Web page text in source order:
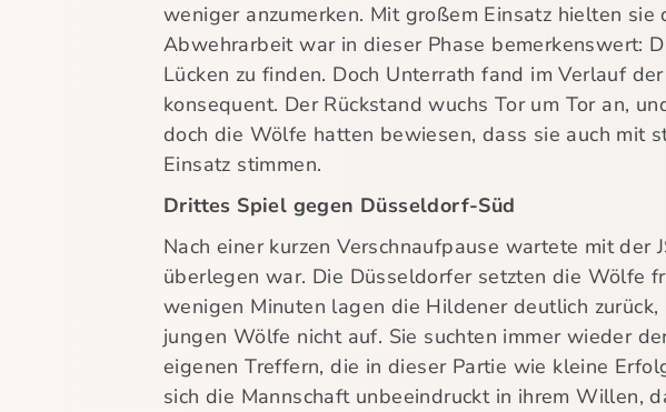
weniger anzumerken. Mit großem Einsatz hielten
Abwehrarbeit war in dieser Phase bemerkenswert:
Lücken zu finden. Doch Unterrath fand im Verlauf
konsequent. Der Rückstand wuchs Tor um Tor an,
doch die Wölfe hatten bewiesen, dass sie auch mit
Einsatz stimmen.
Drittes Spiel gegen Düsseldorf-Süd
Nach einer kurzen Verschnaufpause wartete mit
überlegen war. Die Düsseldorfer setzten die Wölfe
wenigen Minuten lagen die Hildener deutlich
jungen Wölfe nicht auf. Sie suchten immer wieder
eigenen Treffern, die in dieser Partie wie kleine
sich die Mannschaft unbeeindruckt in ihrem Willen,